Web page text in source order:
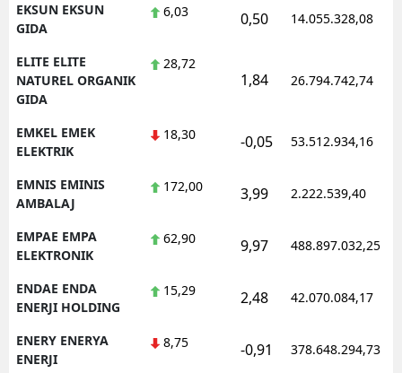
EKSUN EKSUN
GIDA
6,03 0,50 14.055.328,08
ELITE ELITE
NATUREL ORGANIK
GIDA
28,72
1,84 26.794.742,74
EMKEL EMEK
ELEKTRIK
18,30 -0,05 53.512.934,16
EMNIS EMINIS
AMBALAJ
172,00 3,99 2.222.539,40
EMPAE EMPA
ELEKTRONIK
62,90 9,97 488.897.032,25
ENDAE ENDA
ENERJI HOLDING
15,29 2,48 42.070.084,17
ENERY ENERYA
ENERJI
8,75 -0,91 378.648.294,73